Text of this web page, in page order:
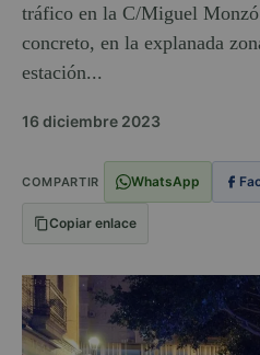
tráfico en la C/Miguel
concreto, en la explanada
estación...
16 diciembre 2023
COMPARTIR WhatsApp
Copiar enlace